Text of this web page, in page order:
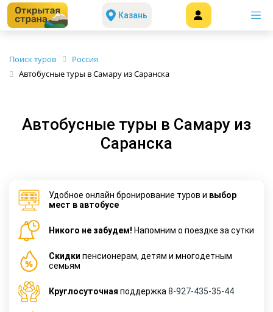
Казань
Поиск туров
Россия
Автобусные туры в Самару из Саранска
Автобусные туры в Самару из
Саранска
Удобное онлайн бронирование туров и выбор
мест в автобусе
Никого не забудем! Напомним о поездке за сутки
Cкидки пенсионерам, детям и многодетным
семьям
Круглосуточная поддержка 8-927-435-35-44